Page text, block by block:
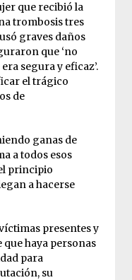
que recibió la
trombosis tres
graves daños
que ‘no
segura y eficaz’.
el trágico
de
ganas de
a todos esos
principio
a hacerse
presentes y
que haya personas
para
su